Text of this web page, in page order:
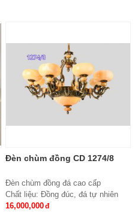
Đèn chùm đồng CD 1274/8
Đèn chùm đồng đá cao cấp
Chất liệu: Đồng đúc, đá tự nhiên
cao cấp
16,000,000